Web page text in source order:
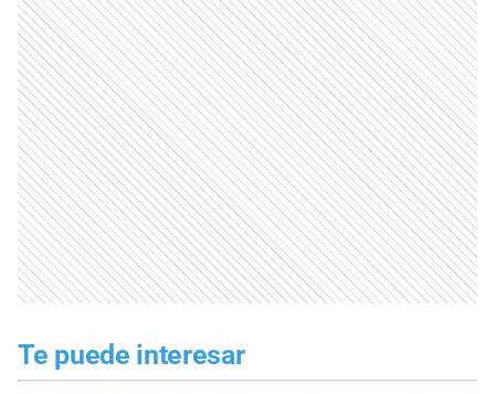
Te puede interesar